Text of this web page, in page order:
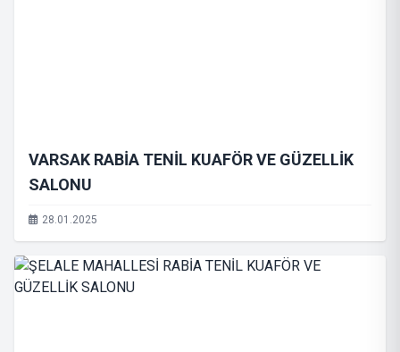
VARSAK RABİA TENİL KUAFÖR VE GÜZELLİK
SALONU
28.01.2025